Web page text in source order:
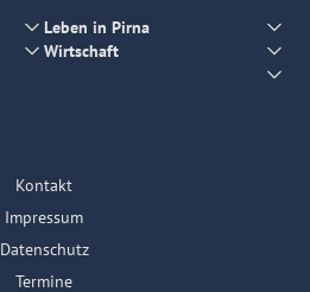
Leben in Pirna
Wirtschaft
Kontakt
Impressum
Datenschutz
Termine